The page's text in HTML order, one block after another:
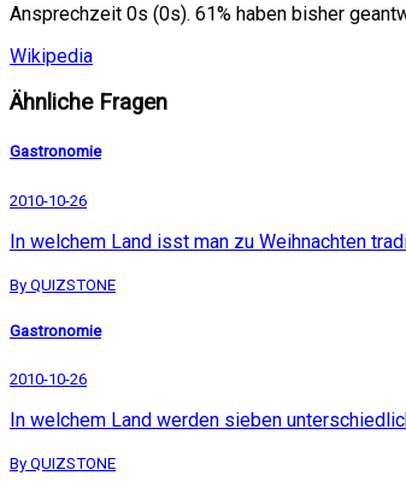
Ansprechzeit 0s (0s). 61% haben bisher
Wikipedia
Ähnliche Fragen
Gastronomie
2010-10-26
In welchem Land isst man zu Weihnachten
By QUIZSTONE
Gastronomie
2010-10-26
In welchem Land werden sieben
By QUIZSTONE